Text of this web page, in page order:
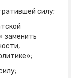
силу;
заменить